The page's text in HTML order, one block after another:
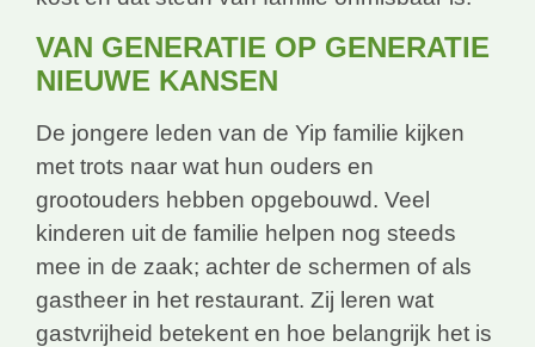
VAN GENERATIE OP GENERATIE
NIEUWE KANSEN
De jongere leden van de Yip familie kijken
met trots naar wat hun ouders en
grootouders hebben opgebouwd. Veel
kinderen uit de familie helpen nog steeds
mee in de zaak; achter de schermen of als
gastheer in het restaurant. Zij leren wat
gastvrijheid betekent en hoe belangrijk het is